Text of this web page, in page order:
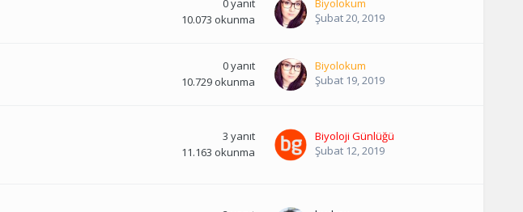
0yanıt
10.073 okunma
Biyolokum
Şubat 20, 2019
0yanıt
10.729 okunma
Biyolokum
Şubat 19, 2019
3 yanıt
11.163 okunma
Biyoloji Günlüğü
Şubat 12, 2019